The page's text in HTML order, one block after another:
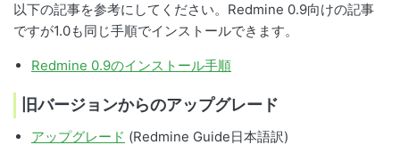
以下の記事を参考にしてください。Redmine 0.9向けの記事
ですが1.0も同じ手順でインストールできます。
Redmine 0.9のインストール手順
旧バージョンからのアップグレード
アップグレード (Redmine Guide日本語訳)